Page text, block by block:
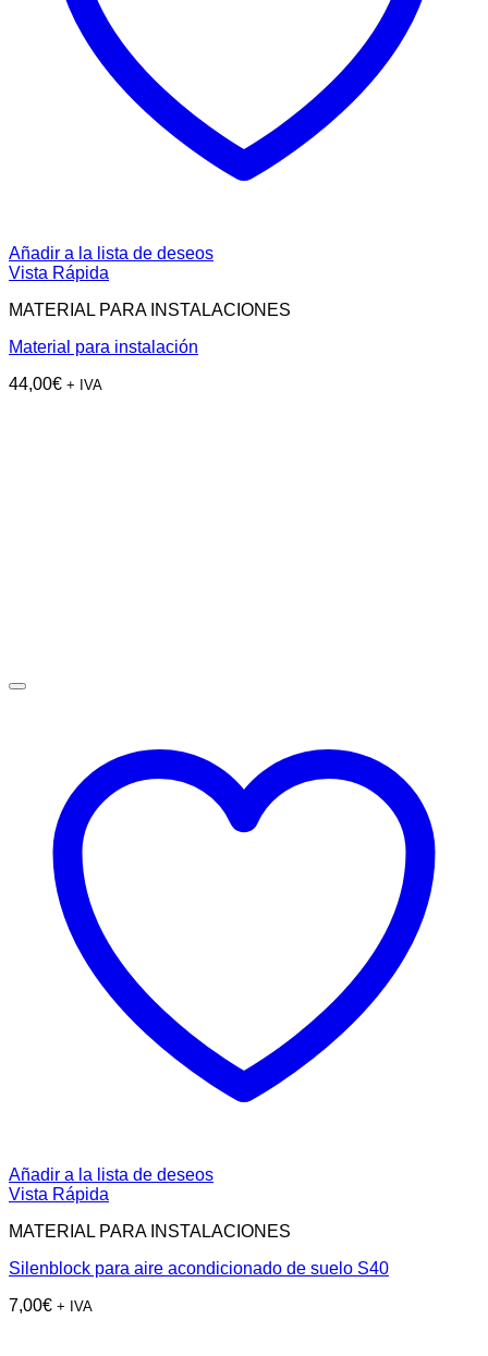
Añadir a la lista de deseos
Vista Rápida
MATERIAL PARA INSTALACIONES
Material para instalación
44,00€ + IVA
Añadir a la lista de deseos
Vista Rápida
MATERIAL PARA INSTALACIONES
Silenblock para aire acondicionado de suelo S40
7,00€ + IVA